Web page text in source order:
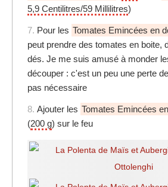
5,9 Centilitres/59 Millilitres)
7. Pour les Tomates Emincées en
peut prendre des tomates en boite,
dés. Je me suis amusé à monder
découper : c'est un peu une perte
pas nécessaire
8. Ajouter les Tomates Emincées
(200 g) sur le feu